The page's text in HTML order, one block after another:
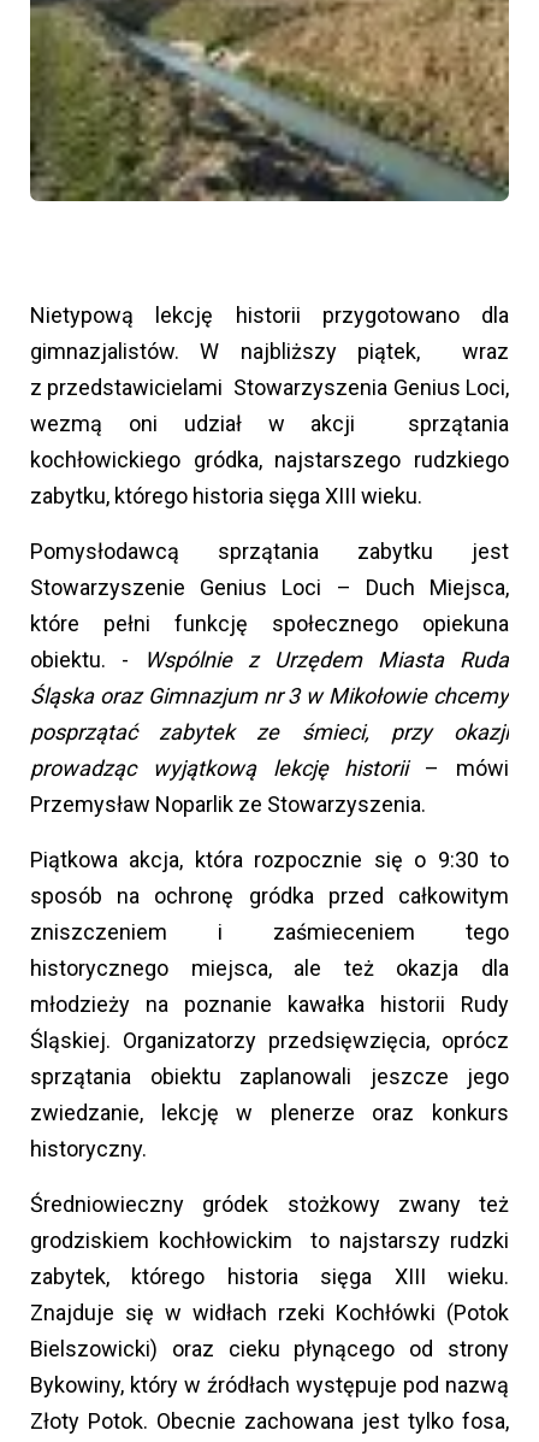
Nietypową lekcję historii przygotowano dla
gimnazjalistów. W najbliższy piątek, wraz
z przedstawicielami Stowarzyszenia Genius Loci,
wezmą oni udział w akcji sprzątania
kochłowickiego gródka, najstarszego rudzkiego
zabytku, którego historia sięga XIII wieku.
Pomysłodawcą sprzątania zabytku jest
Stowarzyszenie Genius Loci – Duch Miejsca,
które pełni funkcję społecznego opiekuna
obiektu. -
Wspólnie z Urzędem Miasta Ruda
Śląska oraz Gimnazjum nr 3 w Mikołowie chcemy
posprzątać zabytek ze śmieci, przy okazji
prowadząc wyjątkową lekcję historii– mówi
Przemysław Noparlik ze Stowarzyszenia.
Piątkowa akcja, która rozpocznie się o 9:30 to
sposób na ochronę gródka przed całkowitym
zniszczeniem i zaśmieceniem tego
historycznego miejsca, ale też okazja dla
młodzieży na poznanie kawałka historii Rudy
Śląskiej. Organizatorzy przedsięwzięcia, oprócz
sprzątania obiektu zaplanowali jeszcze jego
zwiedzanie, lekcję w plenerze oraz konkurs
historyczny.
Średniowieczny gródek stożkowy zwany też
grodziskiem kochłowickim to najstarszy rudzki
zabytek, którego historia sięga XIII wieku.
Znajduje się w widłach rzeki Kochłówki (Potok
Bielszowicki) oraz cieku płynącego od strony
Bykowiny, który w źródłach występuje pod nazwą
Złoty Potok. Obecnie zachowana jest tylko fosa,